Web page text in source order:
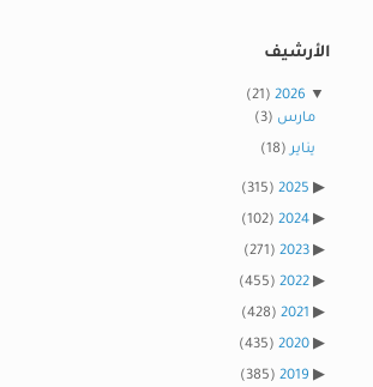
الأرشيف
2026
(21)
مارس (3)
يناير(18)
2025
(315)
2024
(102)
2023
(271)
2022
(455)
2021
(428)
2020
(435)
2019
(385)